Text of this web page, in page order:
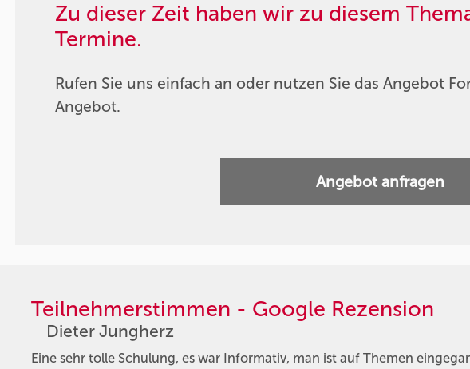
Zu dieser Zeit haben wir zu diesem
Termine.
Rufen Sie uns einfach an oder nutzen Sie das Angebot
Angebot.
Angebot anfragen
Teilnehmerstimmen - Google Rezension
Dieter Jungherz
Eine sehr tolle Schulung, es war Informativ, man ist auf Themen